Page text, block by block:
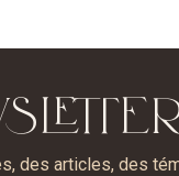
des articles, des